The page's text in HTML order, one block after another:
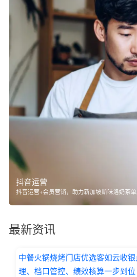
抖音运营
抖音运营+会员营销，助力新加坡斯味洛奶茶
最新资讯
中餐火锅烧烤门店优选客如云收
理、档口管控、绩效核算一步到位